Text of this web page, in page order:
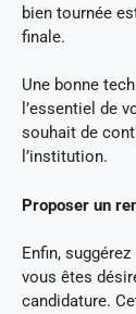
bien tournée
finale.
Une bonne
l’essentiel de
souhait de
l’institution.
Proposer un
Enfin,
vous êtes
candidature.